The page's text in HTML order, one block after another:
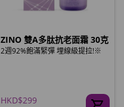
ZINO 雙A多肽抗老面霜 30克
2週92%飽滿緊彈 埋線級提拉!※
HKD$299